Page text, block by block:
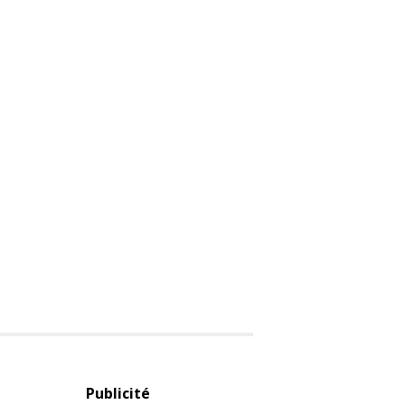
Publicité